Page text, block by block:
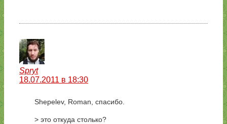
Spryt
18.07.2011 в 18:30
Shepelev, Roman, спасибо.
> это откуда столько?